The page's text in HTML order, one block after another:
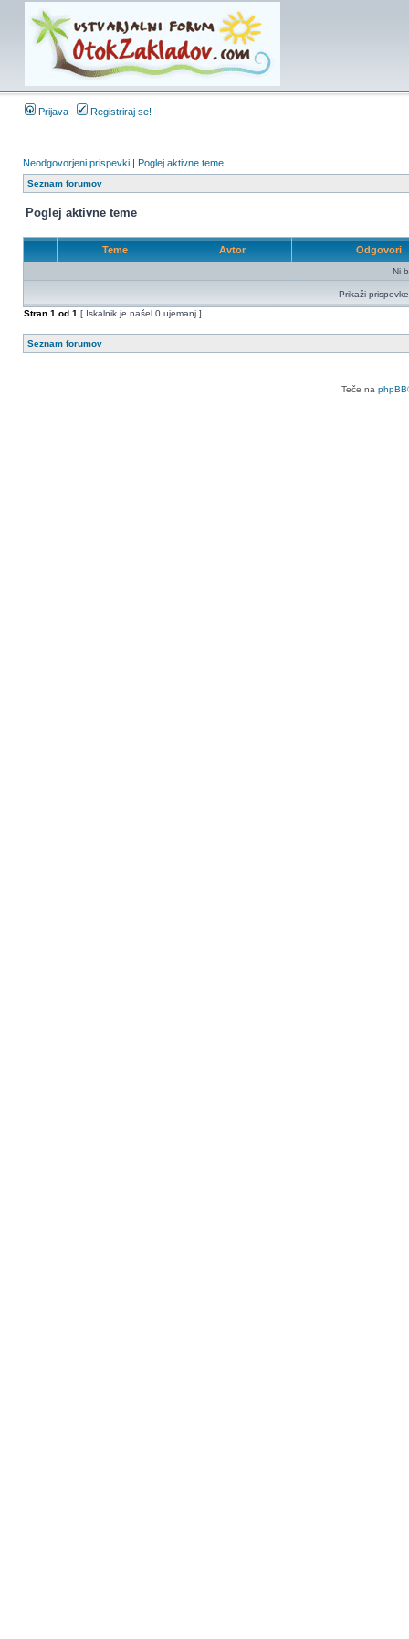
Prijava Registriraj se!
Neodgovorjeni prispevki | Poglej aktivne teme
Seznam forumov
Poglej aktivne teme
Teme Avtor Odgovori
Ni
Prikaži
Stran 1 od 1 [ Iskalnik je našel 0 ujemanj ]
Seznam forumov
Teče na phpBB